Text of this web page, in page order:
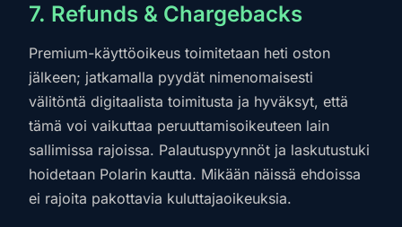
7. Refunds & Chargebacks
Premium-käyttöoikeus toimitetaan heti oston
jälkeen; jatkamalla pyydät nimenomaisesti
välitöntä digitaalista toimitusta ja hyväksyt, että
tämä voi vaikuttaa peruuttamisoikeuteen lain
sallimissa rajoissa. Palautuspyynnöt ja laskutustuki
hoidetaan Polarin kautta. Mikään näissä ehdoissa
ei rajoita pakottavia kuluttajaoikeuksia.